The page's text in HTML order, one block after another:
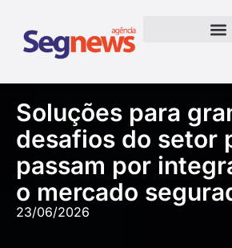
Soluções para
desafios do setor
passam por
o mercado
23/06/2026